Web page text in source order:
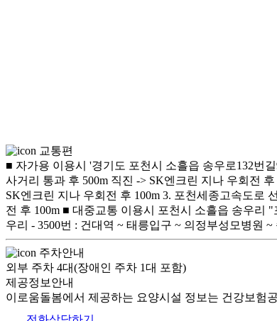
교통편
■ 자가용 이용시 '경기도 포천시 소흘읍 송우로132번
사거리 통과 후 500m 직진 -> SK엔크린 지나 우회전
SK엔크린 지나 우회전 후 100m 3. 포천세종고속도로
전 후 100m ■ 대중교통 이용시 포천시 소흘읍 송우리
우리 - 3500번 : 건대역 ~ 태릉입구 ~ 의정부성모병원
주차안내
외부 주차 4대(장애인 주차 1대 포함)
제공정보안내
이로움돌봄에서 제공하는 요양시설 정보는 건강보험